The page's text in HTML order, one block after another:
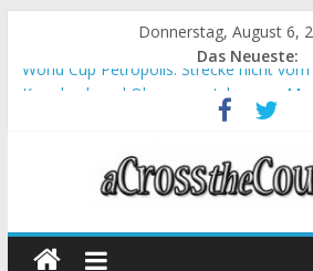
Donnerstag, August 6,
Das Neueste:
World Cup Petropolis: Strecke nicht
Krumbach und Obergessertshausen:
Supercup Massi Banyoles: Siege für
Halbzeit beim Andalucia Bike Race:
Chelva: Schweizer Doppelsieg beim